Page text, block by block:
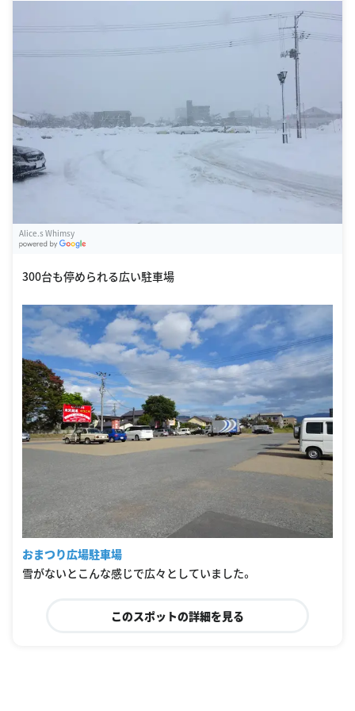
Alice.s Whimsy
300台も停められる広い駐車場
おまつり広場駐車場
雪がないとこんな感じで広々としていました。
このスポットの詳細を見る